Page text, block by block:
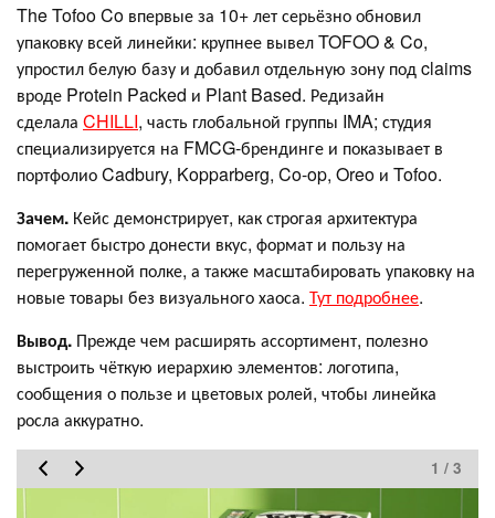
The Tofoo Co впервые за 10+ лет серьёзно обновил
упаковку всей линейки: крупнее вывел TOFOO & Co,
упростил белую базу и добавил отдельную зону под claims
вроде Protein Packed и Plant Based. Редизайн
сделала CHILLI, часть глобальной группы IMA; студия
специализируется на FMCG-брендинге и показывает в
портфолио Cadbury, Kopparberg, Co-op, Oreo и Tofoo.
Зачем. Кейс демонстрирует, как строгая архитектура
помогает быстро донести вкус, формат и пользу на
перегруженной полке, а также масштабировать упаковку на
новые товары без визуального хаоса. Тут подробнее.
Вывод. Прежде чем расширять ассортимент, полезно
выстроить чёткую иерархию элементов: логотипа,
сообщения о пользе и цветовых ролей, чтобы линейка
росла аккуратно.
1 / 3